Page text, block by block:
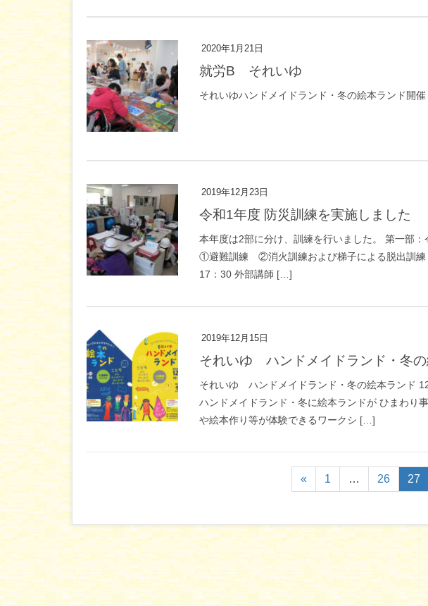
2020年1月21日
就労B それいゆ
それいゆハンドメイドランド・冬の絵本ランド開催
2019年12月23日
令和1年度 防災訓練を実施しました
本年度は2部に分け、訓練を行いました。 第一
①避難訓練 ②消火訓練および梯子による脱出訓
17：30 外部講師 […]
2019年12月15日
それいゆ ハンドメイドランド・冬
それいゆ ハンドメイドランド・冬の絵本ランド
ハンドメイドランド・冬に絵本ランドが ひまわり
や絵本作り等が体験できるワークシ […]
« 1 … 26 27